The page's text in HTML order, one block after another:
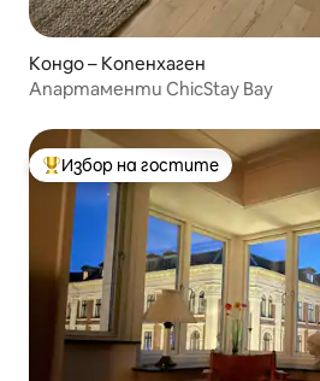
Кондо – Копенхаген
Апартаменти ChicStay Bay
Най-популярен избор на гостите
Избор на гостите